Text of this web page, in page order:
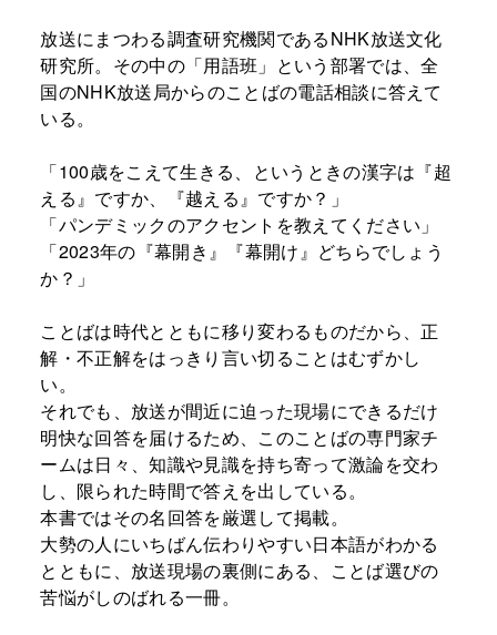
放送にまつわる調査研究機関であるNHK放送文化
研究所。その中の「用語班」という部署では、全
国のNHK放送局からのことばの電話相談に答えて
いる。
「100歳をこえて生きる、というときの漢字は『超
える』ですか、『越える』ですか？」
「パンデミックのアクセントを教えてください」
「2023年の『幕開き』『幕開け』どちらでしょう
か？」
ことばは時代とともに移り変わるものだから、正
解・不正解をはっきり言い切ることはむずかし
い。
それでも、放送が間近に迫った現場にできるだけ
明快な回答を届けるため、このことばの専門家チ
ームは日々、知識や見識を持ち寄って激論を交わ
し、限られた時間で答えを出している。
本書ではその名回答を厳選して掲載。
大勢の人にいちばん伝わりやすい日本語がわかる
とともに、放送現場の裏側にある、ことば選びの
苦悩がしのばれる一冊。